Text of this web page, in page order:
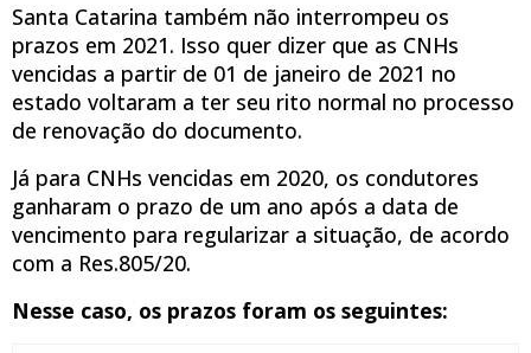
Santa Catarina também não interrompeu os
prazos em 2021. Isso quer dizer que as CNHs
vencidas a partir de 01 de janeiro de 2021 no
estado voltaram a ter seu rito normal no processo
de renovação do documento.
Já para CNHs vencidas em 2020, os condutores
ganharam o prazo de um ano após a data de
vencimento para regularizar a situação, de acordo
com a Res.805/20.
Nesse caso, os prazos foram os seguintes: